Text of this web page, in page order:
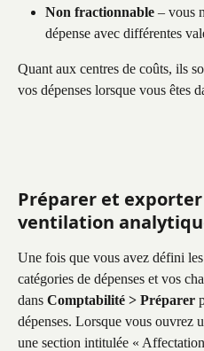
Non fractionnable – vous
dépense avec différentes
Quant aux centres de coûts, ils
vos dépenses lorsque vous êtes
Préparer et exporter
ventilation
Une fois que vous avez défini
catégories de dépenses et vos
dans Comptabilité > Préparer
dépenses. Lorsque vous ouvrez
une section intitulée «